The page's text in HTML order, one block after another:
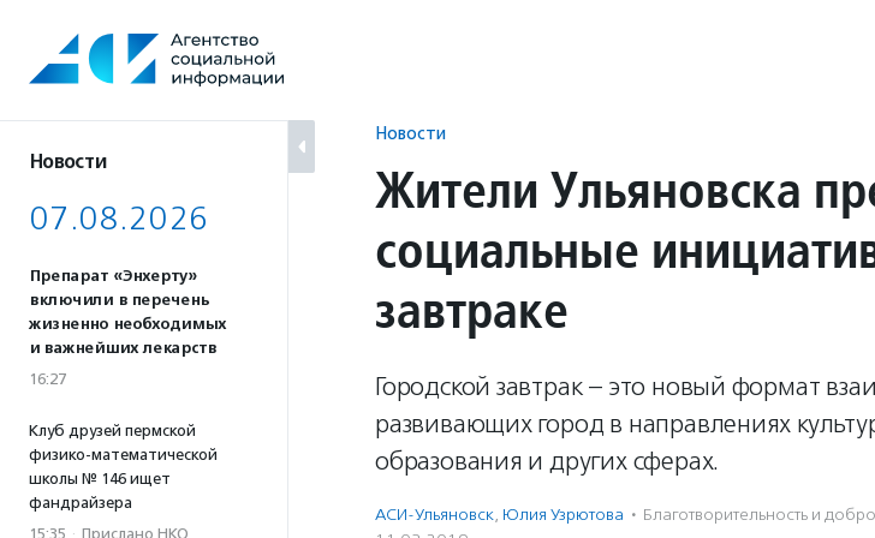
содержанию
Новости
07.08.2026
Препарат «Энхерту»
включили в перечень
жизненно необходимых
и важнейших лекарств
16:27
Клуб друзей пермской
физико-математической
школы № 146 ищет
фандрайзера
15:35 · Прислано НКО
Новости
Жители Ульяновска
социальные
завтраке
Городской завтрак – это новый формат
развивающих город в направлениях
образования и других сферах.
АСИ-Ульяновск, Юлия Узрютова · Благотвори­тель­ность и